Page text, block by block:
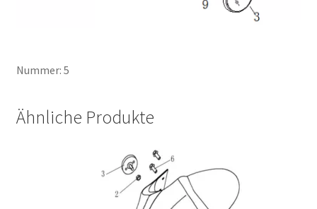
Nummer: 5
Ähnliche Produkte